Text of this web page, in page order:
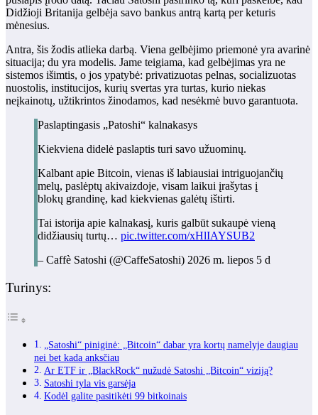
Didžioji Britanija gelbėja savo bankus antrą kartą per keturis
mėnesius.
Antra, šis žodis atlieka darbą. Viena gelbėjimo priemonė yra avarinė
situacija; du yra modelis. Jame teigiama, kad gelbėjimas yra ne
sistemos išimtis, o jos ypatybė: privatizuotas pelnas, socializuotas
nuostolis, institucijos, kurių svertas yra turtas, kurio niekas
neįkainotų, užtikrintos žinodamos, kad nesėkmė buvo garantuota.
Paslaptingasis „Patoshi“ kalnakasys
Kiekviena didelė paslaptis turi savo užuominų.
Kalbant apie Bitcoin, vienas iš labiausiai intriguojančių
melų, paslėptų akivaizdoje, visam laikui įrašytas į
blokų grandinę, kad kiekvienas galėtų ištirti.
Tai istorija apie kalnakasį, kuris galbūt sukaupė vieną
didžiausių turtų… pic.twitter.com/xHlIAYSUB2
– Caffè Satoshi (@CaffeSatoshi) 2026 m. liepos 5 d
Turinys:
„Satoshi“ piniginė: „Bitcoin“ dabar yra kortų namelyje daugiau
nei bet kada anksčiau
Ar ETF ir „BlackRock“ nužudė Satoshi „Bitcoin“ viziją?
Satoshi tyla vis garsėja
Kodėl galite pasitikėti 99 bitkoinais